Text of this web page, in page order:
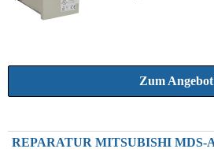
Zum Angebot